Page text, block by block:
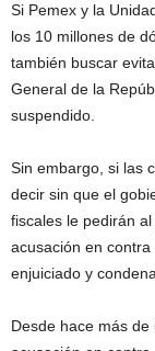
Si Pemex y la
los 10 millones de
también buscar
General de la
suspendido.
Sin embargo, si las
decir sin que el
fiscales le pedirán
acusación en
enjuiciado y
Desde hace más